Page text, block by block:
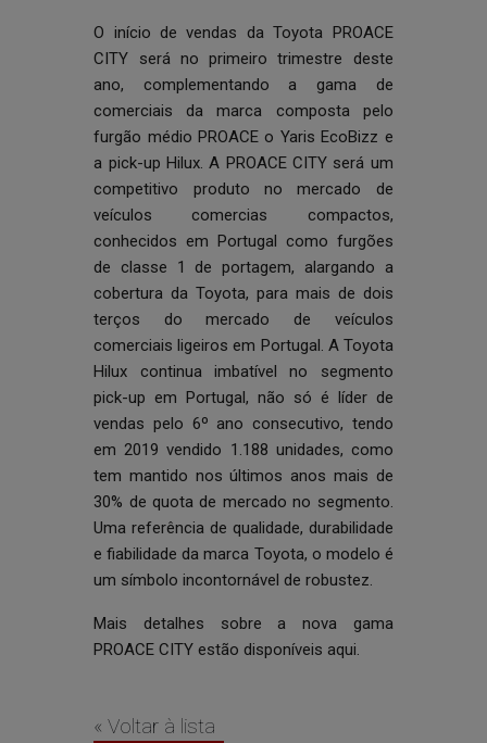
O início de vendas da Toyota PROACE
CITY será no primeiro trimestre deste
ano, complementando a gama de
comerciais da marca composta pelo
furgão médio PROACE o Yaris EcoBizz e
a pick-up Hilux. A PROACE CITY será um
competitivo produto no mercado de
veículos comercias compactos,
conhecidos em Portugal como furgões
de classe 1 de portagem, alargando a
cobertura da Toyota, para mais de dois
terços do mercado de veículos
comerciais ligeiros em Portugal. A Toyota
Hilux continua imbatível no segmento
pick-up em Portugal, não só é líder de
vendas pelo 6º ano consecutivo, tendo
em 2019 vendido 1.188 unidades, como
tem mantido nos últimos anos mais de
30% de quota de mercado no segmento.
Uma referência de qualidade, durabilidade
e fiabilidade da marca Toyota, o modelo é
um símbolo incontornável de robustez.
Mais detalhes sobre a nova gama
PROACE CITY estão disponíveis aqui.
« Voltar à lista